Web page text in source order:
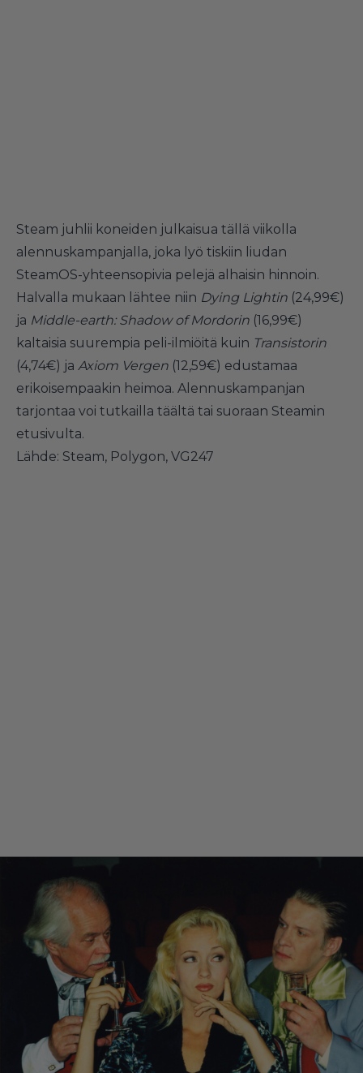
Steam juhlii koneiden julkaisua tällä viikolla
alennuskampanjalla, joka lyö tiskiin liudan
SteamOS-yhteensopivia pelejä alhaisin hinnoin.
Halvalla mukaan lähtee niin Dying Lightin (24,99€)
ja Middle-earth: Shadow of Mordorin (16,99€)
kaltaisia suurempia peli-ilmiöitä kuin Transistorin
(4,74€) ja Axiom Vergen (12,59€) edustamaa
erikoisempaakin heimoa. Alennuskampanjan
tarjontaa voi tutkailla täältä tai suoraan Steamin
etusivulta.
Lähde: Steam, Polygon, VG247